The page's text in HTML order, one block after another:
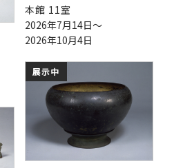
本館 11室
2026年7月14日～
2026年10月4日
展示中